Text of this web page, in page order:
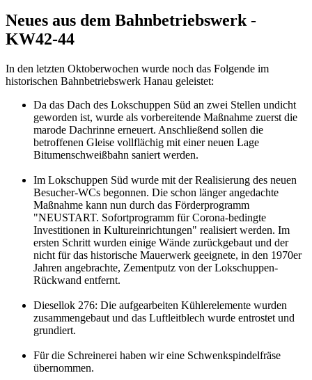
Neues aus dem Bahnbetriebswerk -
KW42-44
In den letzten Oktoberwochen wurde noch das Folgende im
historischen Bahnbetriebswerk Hanau geleistet:
Da das Dach des Lokschuppen Süd an zwei Stellen undicht
geworden ist, wurde als vorbereitende Maßnahme zuerst die
marode Dachrinne erneuert. Anschließend sollen die
betroffenen Gleise vollflächig mit einer neuen Lage
Bitumenschweißbahn saniert werden.
Im Lokschuppen Süd wurde mit der Realisierung des neuen
Besucher-WCs begonnen. Die schon länger angedachte
Maßnahme kann nun durch das Förderprogramm
"NEUSTART. Sofortprogramm für Corona-bedingte
Investitionen in Kultureinrichtungen" realisiert werden. Im
ersten Schritt wurden einige Wände zurückgebaut und der
nicht für das historische Mauerwerk geeignete, in den 1970er
Jahren angebrachte, Zementputz von der Lokschuppen-
Rückwand entfernt.
Diesellok 276: Die aufgearbeiten Kühlerelemente wurden
zusammengebaut und das Luftleitblech wurde entrostet und
grundiert.
Für die Schreinerei haben wir eine Schwenkspindelfräse
übernommen.